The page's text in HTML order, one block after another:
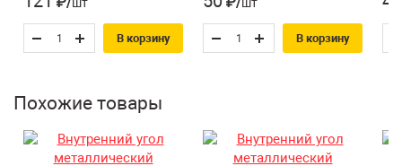
любой климатической зоне. Выдерживает как самое
жаркое лето (до +100 °С), так и самую суровую зиму;
не деформируется, не выцветает.
Верхнее покрытие: натурального
базальта
В корзину В корзину
Похожие товары